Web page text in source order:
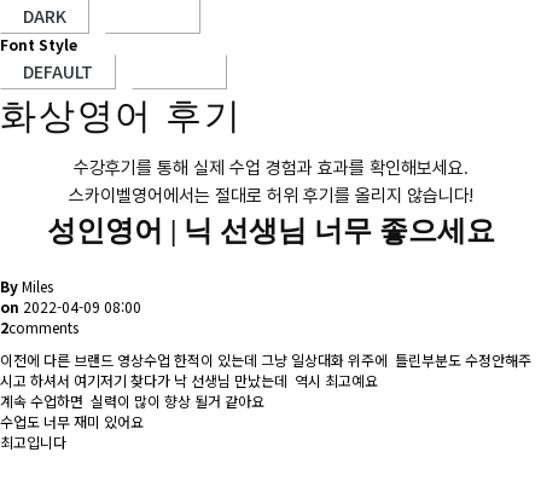
Font Style
화상영어 후기
수강후기를 통해 실제 수업 경험과 효과를 확인해보세요.
스카이벨영어에서는 절대로 허위 후기를 올리지 않습니다!
성인영어 | 닉 선생님 너무 좋으세요
ByMiles
on 2022-04-09 08:00
2comments
이전에 다른 브랜드 영상수업 한적이 있는데 그냥 일상대화 위주에 틀린부분도 수정안해주
시고 하셔서 여기저기 찾다가 낙 선생님 만났는데 역시 최고예요
계속 수업하면 실력이 많이 향상 될거 같아요
수업도 너무 재미 있어요
최고입니다